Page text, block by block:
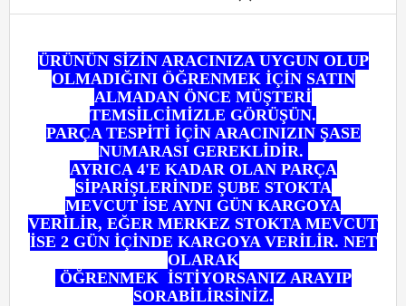
ÜRÜNÜN SİZİN ARACINIZA UYGUN OLUP
OLMADIĞINI ÖĞRENMEK İÇİN SATIN
ALMADAN ÖNCE MÜŞTERİ
TEMSİLCİMİZLE GÖRÜŞÜN.
PARÇA TESPİTİ İÇİN ARACINIZIN ŞASE
NUMARASI GEREKLİDİR.
AYRICA 4'E KADAR OLAN PARÇA
SİPARİŞLERİNDE ŞUBE STOKTA
MEVCUT İSE AYNI GÜN KARGOYA
VERİLİR, EĞER MERKEZ STOKTA MEVCUT
İSE 2 GÜN İÇİNDE KARGOYA VERİLİR. NET
OLARAK
ÖĞRENMEK İSTİYORSANIZ ARAYIP
SORABİLİRSİNİZ.